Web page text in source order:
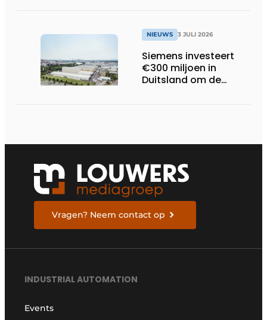
NIEUWS 3 JULI 2026
Siemens investeert
€300 miljoen in
Duitsland om de
Vragen? Neem contact op
INDUSTRIAL AUTOMATION
Events